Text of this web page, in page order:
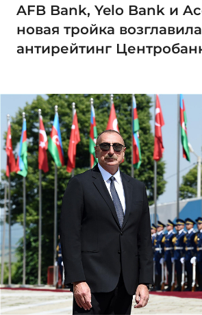
AFB Bank, Yelo Bank и
новая тройка возглавила
антирейтинг